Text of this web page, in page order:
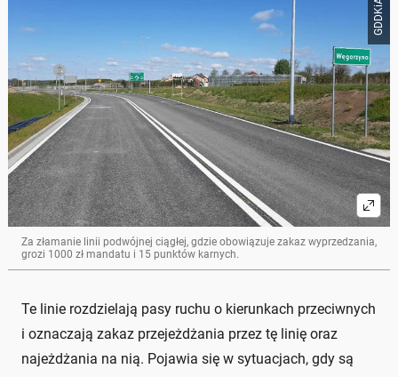
Za złamanie linii podwójnej ciągłej, gdzie obowiązuje zakaz wyprzedzania,
grozi 1000 zł mandatu i 15 punktów karnych.
Te linie rozdzielają pasy ruchu o kierunkach przeciwnych
i oznaczają zakaz przejeżdżania przez tę linię oraz
najeżdżania na nią. Pojawia się w sytuacjach, gdy są